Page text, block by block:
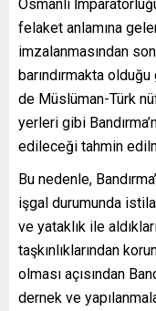
Osmanlı
felaket anlamına
imzalanmasından
barındırmakta
de Müslüman-Türk
yerleri gibi
edileceği tahmin
Bu nedenle,
işgal durumunda
ve yataklık ile
taşkınlıklarından
olması açısından
dernek ve